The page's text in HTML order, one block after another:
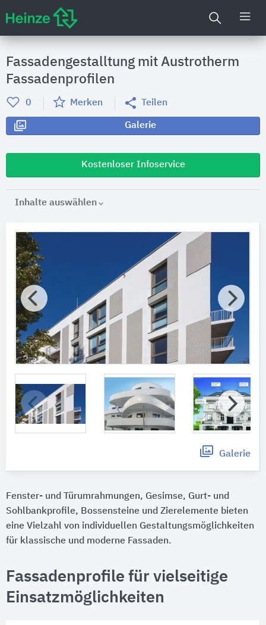
Fassadengestalltung mit Austrotherm
Fassadenprofilen
0 Merken Teilen
Galerie
Kostenloser Infoservice
Inhalte auswählen
Galerie
Fenster- und Türumrahmungen, Gesimse, Gurt- und
Sohlbankprofile, Bossensteine und Zierelemente bieten
eine Vielzahl von individuellen Gestaltungsmöglichkeiten
für klassische und moderne Fassaden.
Fassadenprofile für vielseitige
Einsatzmöglichkeiten